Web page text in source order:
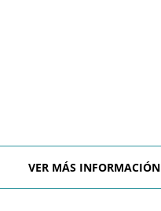
VER MÁS INFORMACIÓN